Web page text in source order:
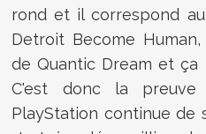
rond et il correspond
Detroit Become
de Quantic Dream et ça
C'est donc la preuve
PlayStation continue de